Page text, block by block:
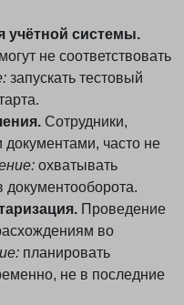
учётной системы.
не соответствовать
запускать тестовый
Сотрудники,
часто не
охватывать
документооборота.
Проведение
во
планировать
не в последние
решение?
специалиста
именно для вашего
консультацию